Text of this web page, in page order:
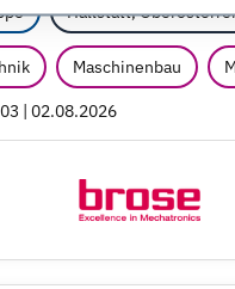
Hallstatt,
Maschinenbau
| 02.08.2026